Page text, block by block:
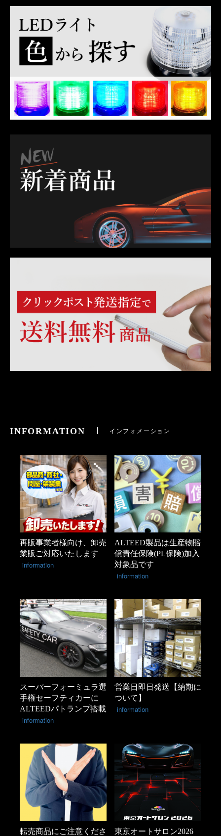
INFORMATION インフォメーション
再販事業者様向け、卸売
業販ご対応いたします
information
ALTEED製品は生産物賠
償責任保険(PL保険)加入
対象品です
information
スーパーフォーミュラ選
手権セーフティカーに
ALTEEDパトランプ搭載
information
営業日即日発送【納期に
ついて】
information
転売商品にご注意くださ
東京オートサロン2026